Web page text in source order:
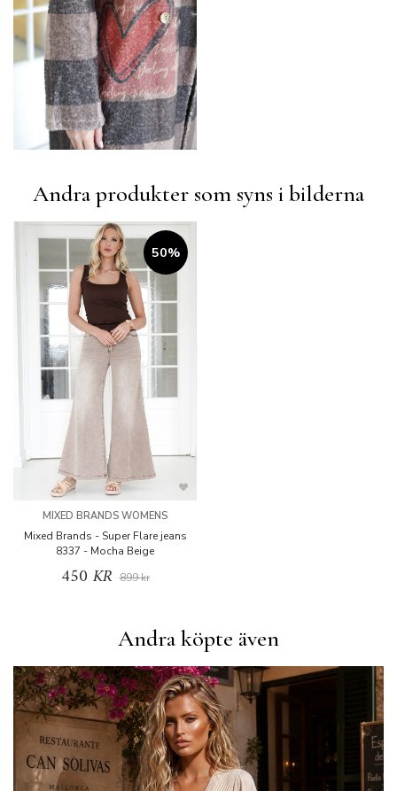
Andra produkter som syns i bilderna
50%
MIXED BRANDS WOMENS
Mixed Brands - Super Flare jeans
8337 - Mocha Beige
450 KR 899 kr
Andra köpte även